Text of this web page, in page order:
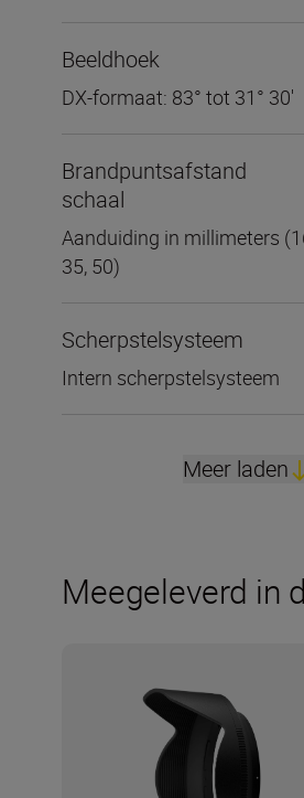
Beeldhoek
DX-formaat: 83° tot 31° 30′
Brandpuntsafstand
schaal
Aanduiding in millimeters
35, 50)
Scherpstelsysteem
Intern scherpstelsysteem
Meer laden
Meegeleverd in